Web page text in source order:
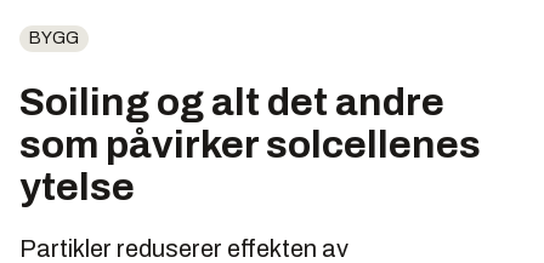
BYGG
Soiling og alt det andre
som påvirker solcellenes
ytelse
Partikler reduserer effekten av